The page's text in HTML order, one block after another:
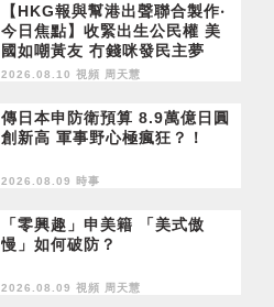
【HKG報與幫港出聲聯合製作‧
今日焦點】收緊出生公民權 美
國如嘲黃友 冇錢咪發民主夢
「質」「量」都唔合格 記協憑
2026.08.10 視頻 周天慧
傳日本申防衛預算 8.9萬億日圓
創新高 軍事野心極瘋狂？！
2026.08.09 時事
「零興趣」申美籍 「美式傲
慢」如何破防？
2026.08.09 視頻 周天慧